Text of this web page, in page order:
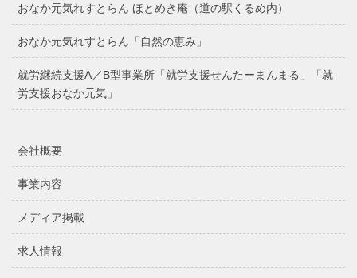
おなか元気れすとらん ほとめき庵（道の駅くるめ内）
おなか元気れすとらん「自然の恵み」
就労継続支援A／B型事業所「就労支援せんたーまんまる」「就
労支援おなか元気」
会社概要
事業内容
メディア掲載
求人情報